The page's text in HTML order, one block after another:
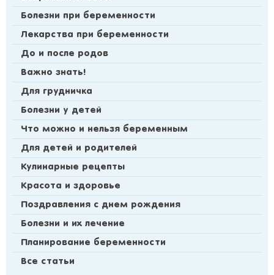
Болезни при беременности
Лекарства при беременности
До и после родов
Важно знать!
Для грудничка
Болезни у детей
Что можно и нельзя беременным
Для детей и родителей
Кулинарные рецепты
Красота и здоровье
Поздравления с днем рождения
Болезни и их лечение
Планирование беременности
Все статьи